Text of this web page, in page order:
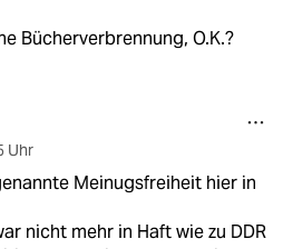
Bücherverbrennung, O.K.?
Uhr
Meinugsfreiheit hier in
nicht mehr in Haft wie zu DDR